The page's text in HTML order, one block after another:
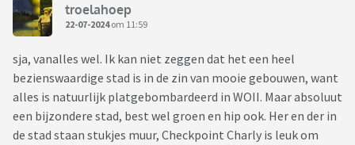
troelahoep
22-07-2024om 11:59
sja, vanalles wel. Ik kan niet zeggen dat het een heel
bezienswaardige stad is in de zin van mooie gebouwen, want
alles is natuurlijk platgebombardeerd in WOII. Maar absoluut
een bijzondere stad, best wel groen en hip ook. Her en der in
de stad staan stukjes muur, Checkpoint Charly is leuk om